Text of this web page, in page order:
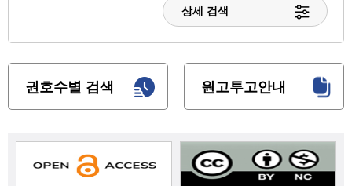
상세 검색
권호수별 검색 원고투고안내